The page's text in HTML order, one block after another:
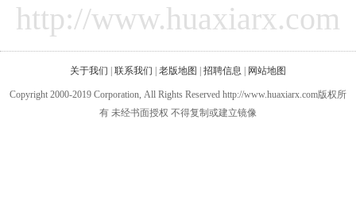
http://www.huaxiarx.com
关于我们 联系我们 老版地图 招聘信息 网站地图
Copyright 2000-2019 Corporation, All Rights Reserved http://www.huaxiarx.com版权所
有 未经书面授权 不得复制或建立镜像